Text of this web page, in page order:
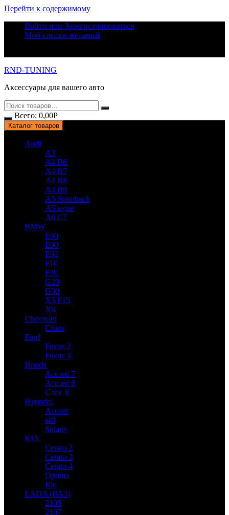
Перейти к содержимому
Войти или Зарегистрироваться
Мой список желаний
RND-TUNING
Аксессуары для вашего авто
Всего: 0,00Р
Каталог товаров
Audi
A3
A4 B6
A4 B7
A4 B8
A4 B9
A5 Sportback
A5 купе
A6 C7
BMW
E60
E90
E92
F10
F30
G20
G30
X5 F15
X6
Chevrolet
Cruze
Ford
Focus 2
Focus 3
Honda
Accord 7
Accord 8
Civic 8
Hyundai
Accent
i40
Solaris
KIA
Cerato 2
Cerato 3
Cerato 4
Optima
Rio
LADA (ВАЗ)
2106
2107